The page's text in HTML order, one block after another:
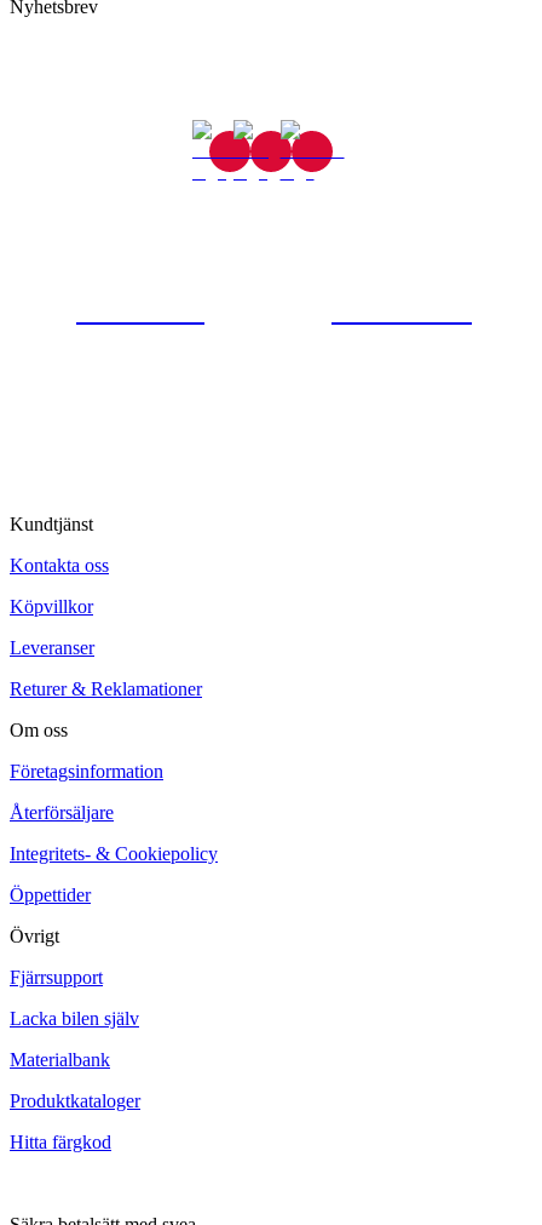
Nyhetsbrev
Kundtjänst
Kontakta oss
Köpvillkor
Leveranser
Returer & Reklamationer
Om oss
Företagsinformation
Återförsäljare
Integritets- & Cookiepolicy
Öppettider
Övrigt
Fjärrsupport
Lacka bilen själv
Materialbank
Produktkataloger
Hitta färgkod